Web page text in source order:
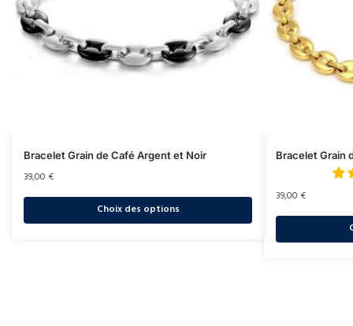
Bracelet Grain de Café Argent et Noir
39,00 €
Choix des options
Bracelet Grain
39,00 €